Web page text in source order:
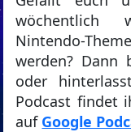
wöchentlich
Nintendo-
werden? Dann
oder
Podcast findet
auf Google